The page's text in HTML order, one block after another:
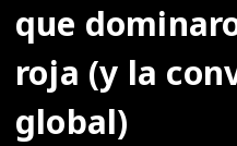
que
roja (y la
global)